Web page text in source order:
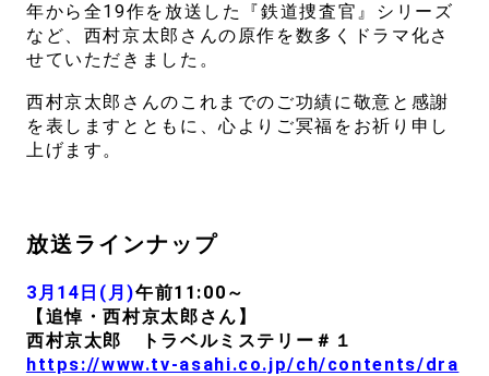
年から全19作を放送した『鉄道捜査官』シリーズ
など、西村京太郎さんの原作を数多くドラマ化さ
せていただきました。
西村京太郎さんのこれまでのご功績に敬意と感謝
を表しますとともに、心よりご冥福をお祈り申し
上げます。
放送ラインナップ
3月14日(月)午前11:00～
【追悼・西村京太郎さん】
西村京太郎 トラベルミステリー＃１
https://www.tv-asahi.co.jp/ch/contents/dra